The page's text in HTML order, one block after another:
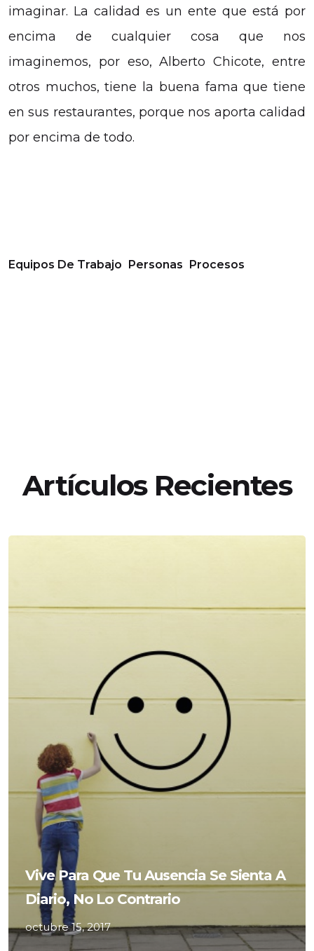
imaginar. La calidad es un ente que está por
encima de cualquier cosa que nos
imaginemos, por eso, Alberto Chicote, entre
otros muchos, tiene la buena fama que tiene
en sus restaurantes, porque nos aporta calidad
por encima de todo.
Equipos De Trabajo Personas Procesos
Artículos Recientes
Vive Para Que Tu Ausencia Se Sienta A
Diario, No Lo Contrario
octubre 15, 2017